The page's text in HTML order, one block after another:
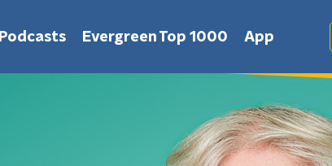
Podcasts Evergreen Top 1000 App